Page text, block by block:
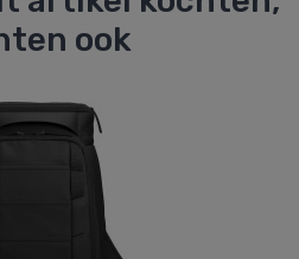
ook